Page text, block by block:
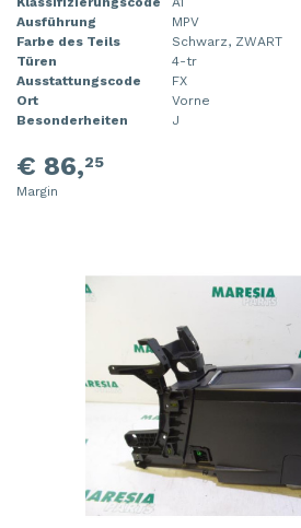
Ausführung
MPV
Farbe des Teils
Schwarz, ZWART
Türen
4-tr
Ausstattungscode
FX
Ort
Vorne
Besonderheiten
J
€ 86,25
Margin